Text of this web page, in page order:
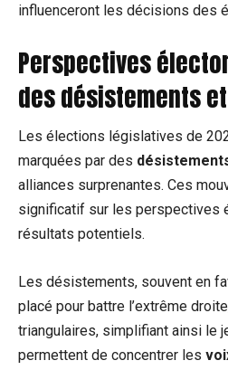
influenceront les décisions des
Perspectives
des désistements
Les élections législatives de
marquées par des
alliances surprenantes. Ces
significatif sur les perspectives
résultats potentiels.
Les désistements, souvent en
placé pour battre l’extrême
triangulaires, simplifiant ainsi le
permettent de concentrer les